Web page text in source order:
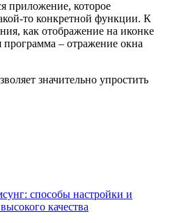
приложение, которое
то конкретной функции. К
как отображение на иконке
– отражение окна
значительно упростить
способы настройки и
качества